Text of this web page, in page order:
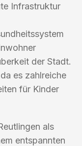
Infrastruktur
der Stadt.
es zahlreiche
für Kinder
als
entspannten